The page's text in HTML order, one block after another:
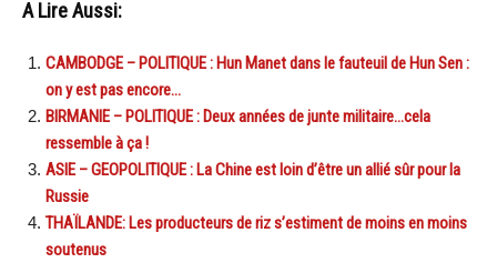
A Lire Aussi:
CAMBODGE – POLITIQUE : Hun Manet dans le fauteuil de Hun Sen :
on y est pas encore…
BIRMANIE – POLITIQUE : Deux années de junte militaire…cela
ressemble à ça !
ASIE – GEOPOLITIQUE : La Chine est loin d’être un allié sûr pour la
Russie
THAÏLANDE: Les producteurs de riz s’estiment de moins en moins
soutenus